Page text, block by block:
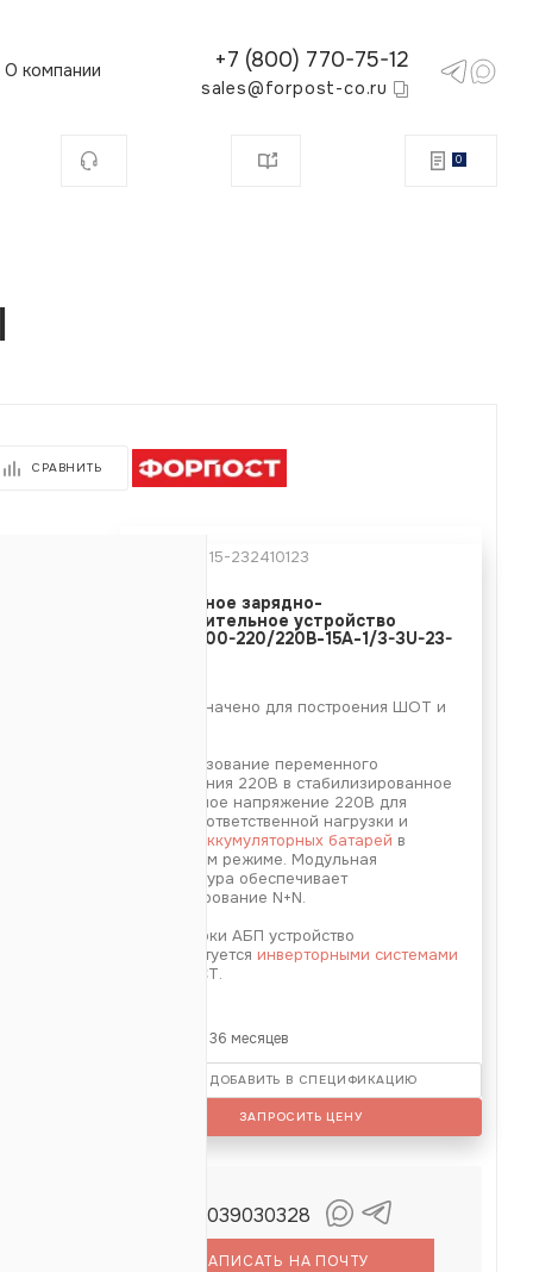
О компании +7 (800) 770-75-12
sales@forpost-co.ru
0
СРАВНИТЬ
15-232410123
Модульное зарядно-
выпрямительное устройство
ИПС-3000-220/220В-15А-1/3-3U-23-
Предназначено для построения ШОТ и
Преобразование переменного
напряжения 220В в стабилизированное
постоянное напряжение 220В для
питания ответственной нагрузки и
аккумуляторных батарей в
буферном режиме. Модульная
архитектура обеспечивает
резервирование N+N.
Для сборки АБП устройство
комплектуется инверторными системами
ФОРПОСТ.
Гарантия: 36 месяцев
ДОБАВИТЬ В СПЕЦИФИКАЦИЮ
ЗАПРОСИТЬ ЦЕНУ
+79039030328
НАПИСАТЬ НА ПОЧТУ